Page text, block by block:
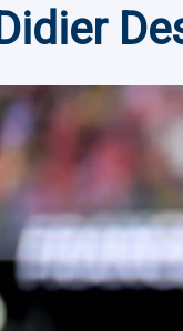
Didier